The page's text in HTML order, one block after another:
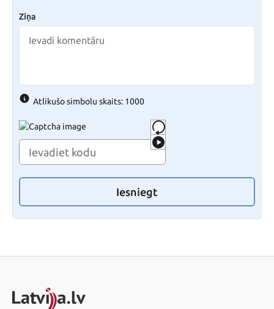
Ziņa
Atlikušo simbolu skaits: 1000
Iesniegt